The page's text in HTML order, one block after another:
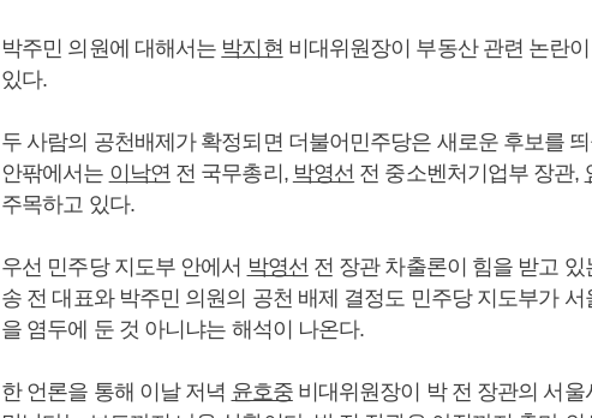
박주민 의원에 대해서는 박지현 비대위원장이 부동산 관련 논란
있다.
두 사람의 공천배제가 확정되면 더불어민주당은 새로운 후보를
안팎에서는 이낙연 전 국무총리, 박영선 전 중소벤처기업부 장관,
주목하고 있다.
우선 민주당 지도부 안에서 박영선 전 장관 차출론이 힘을 받고
송 전 대표와 박주민 의원의 공천 배제 결정도 민주당 지도부가
을 염두에 둔 것 아니냐는 해석이 나온다.
한 언론을 통해 이날 저녁 윤호중비대위원장이 박 전 장관의 서울